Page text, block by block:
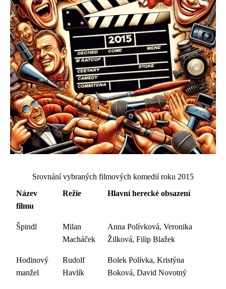
Srovnání vybraných filmových komedií roku 2015
Název
filmu
Režie Hlavní herecké obsazení
Špindl
Milan
Macháček
Anna Polívková, Veronika
Žilková, Filip Blažek
Hodinový
manžel
Rudolf
Havlík
Bolek Polívka, Kristýna
Boková, David Novotný